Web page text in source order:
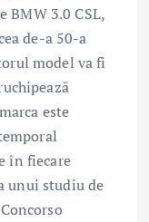
BMW 3.0 CSL,
de-a 50-a
model va fi
este
în fiecare
unui studiu de